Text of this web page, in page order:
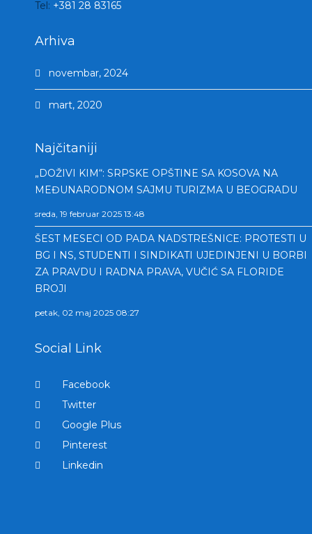
Tel: +381 28 83165
Arhiva
novembar, 2024
mart, 2020
Najčitaniji
„DOŽIVI KIM“: SRPSKE OPŠTINE SA KOSOVA NA
MEĐUNARODNOM SAJMU TURIZMA U BEOGRADU
sreda, 19 februar 2025 13:48
ŠEST MESECI OD PADA NADSTREŠNICE: PROTESTI U
BG I NS, STUDENTI I SINDIKATI UJEDINJENI U BORBI
ZA PRAVDU I RADNA PRAVA, VUČIĆ SA FLORIDE
BROJI
petak, 02 maj 2025 08:27
Social Link
Facebook
Twitter
Google Plus
Pinterest
Linkedin